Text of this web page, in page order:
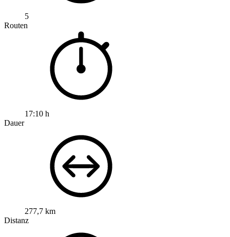
5
Routen
17:10 h
Dauer
277,7 km
Distanz